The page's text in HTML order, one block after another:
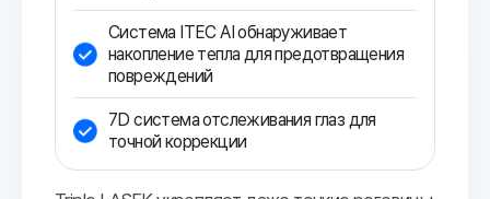
Система ITEC AI обнаруживает
накопление тепла для предотвращения
повреждений
7D система отслеживания глаз для
точной коррекции